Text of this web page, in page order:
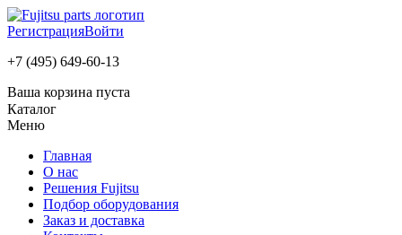
РегистрацияВойти
+7 (495) 649-60-13
Ваша корзина пуста
Каталог
Меню
Главная
О нас
Решения Fujitsu
Подбор оборудования
Заказ и доставка